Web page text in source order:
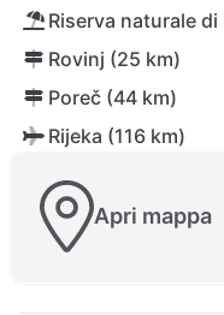
Riserva naturale
Rovinj (25 km)
Poreč (44 km)
Rijeka (116 km)
Apri mappa